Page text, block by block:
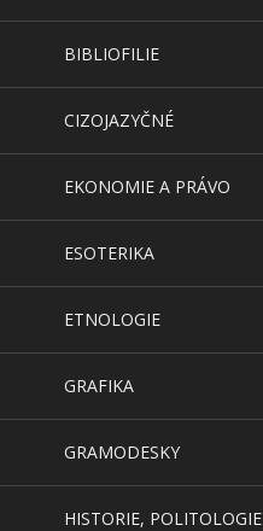
BIBLIOFILIE
CIZOJAZYČNÉ
EKONOMIE A PRÁVO
ESOTERIKA
ETNOLOGIE
GRAFIKA
GRAMODESKY
HISTORIE, POLITOLOGIE